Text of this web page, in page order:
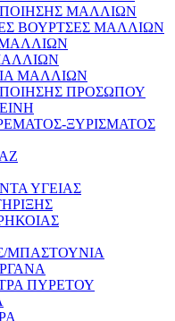
ΜΑΛΛΙΩΝ
ΒΟΥΡΤΣΕΣ ΜΑΛΛΙΩΝ
ΜΑΛΛΙΩΝ
ΜΑΛΛΙΩΝ
ΠΡΟΣΩΠΟΥ
ΞΥΡΙΣΜΑΤΟΣ
ΥΓΕΙΑΣ
ΜΠΑΣΤΟΥΝΙΑ
ΠΥΡΕΤΟΥ